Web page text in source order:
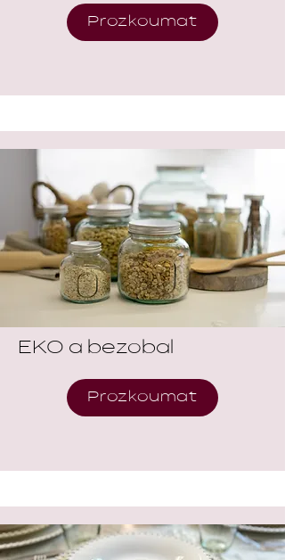
Prozkoumat
EKO a bezobal
Prozkoumat